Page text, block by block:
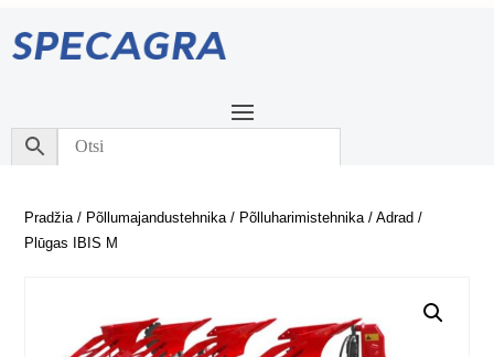
Pradžia/ Põllumajandustehnika/ Põlluharimistehnika/Adrad /
Plūgas IBIS M